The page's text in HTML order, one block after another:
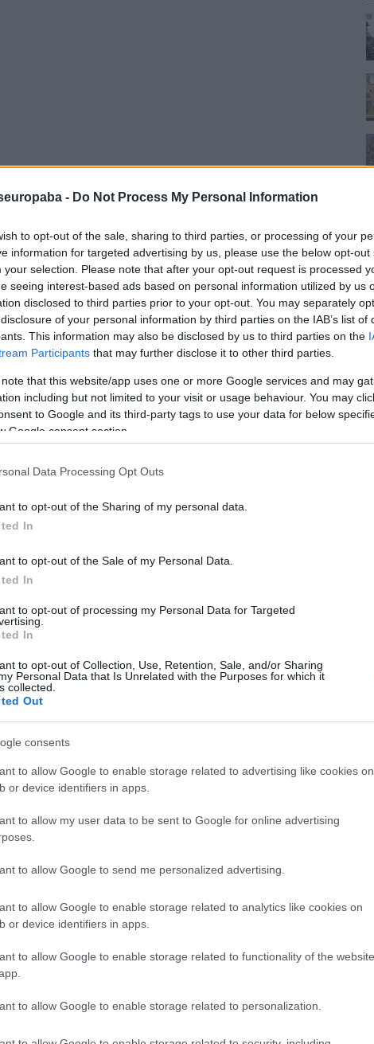
- Do Not Process My Personal Information
to opt-out of the sale, sharing to third parties, or processing of your
information for targeted advertising by us, please use the below opt-out
your selection. Please note that after your opt-out request is processed
seeing interest-based ads based on personal information utilized by us
disclosed to third parties prior to your opt-out. You may separately
of your personal information by third parties on the IAB’s list of
This information may also be disclosed by us to third parties on the
Participants that may further disclose it to other third parties.
note that this website/app uses one or more Google services and may
including but not limited to your visit or usage behaviour. You may
to Google and its third-party tags to use your data for below
Google consent section.
Data Processing Opt Outs
to opt-out of the Sharing of my personal data.
In
to opt-out of the Sale of my Personal Data.
In
to opt-out of processing my Personal Data for Targeted
In
to opt-out of Collection, Use, Retention, Sale, and/or Sharing
Personal Data that Is Unrelated with the Purposes for which it
collected.
Out
consents
to allow Google to enable storage related to advertising like cookies on
or device identifiers in apps.
to allow my user data to be sent to Google for online advertising
to allow Google to send me personalized advertising.
to allow Google to enable storage related to analytics like cookies on
or device identifiers in apps.
to allow Google to enable storage related to functionality of the website
to allow Google to enable storage related to personalization.